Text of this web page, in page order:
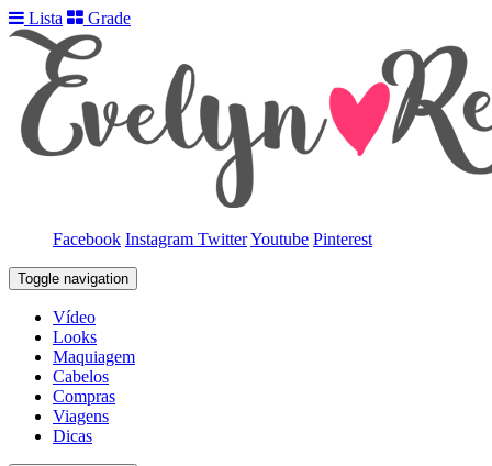
Lista Grade
Facebook Instagram TwitterYoutube Pinterest
Toggle navigation
Vídeo
Looks
Maquiagem
Cabelos
Compras
Viagens
Dicas